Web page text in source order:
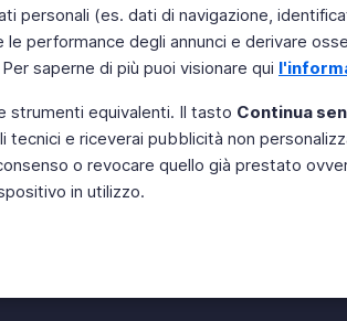
personali (es. dati di navigazione,
performance degli annunci e derivare
saperne di più puoi visionare qui
strumenti equivalenti. Il tasto Continua
e riceverai pubblicità non
o revocare quello già prestato
in utilizzo.
Instagram